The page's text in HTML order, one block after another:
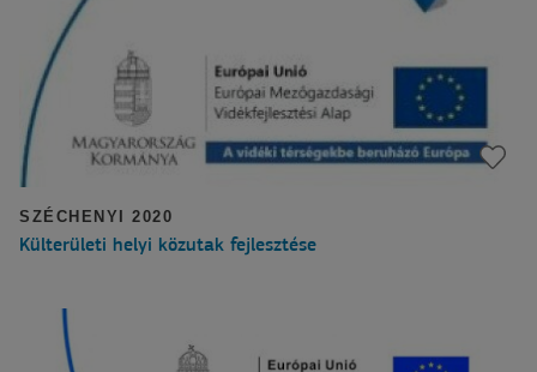
SZÉCHENYI 2020
Külterületi helyi közutak fejlesztése